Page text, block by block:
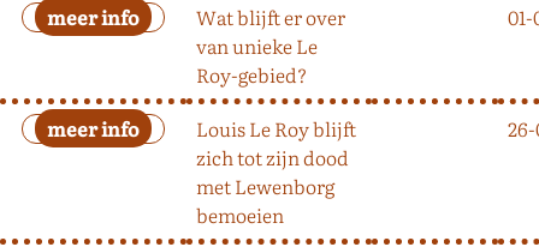
Wat blijft er over
van unieke Le
Roy-gebied?
01-
Louis Le Roy blijft
zich tot zijn dood
met Lewenborg
bemoeien